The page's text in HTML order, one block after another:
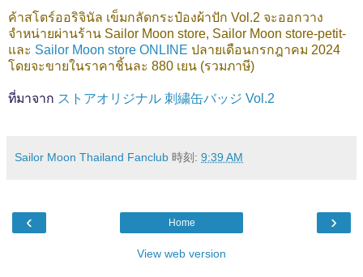
ค้าสโตร์ออริจินัล เข็มกลัดกระป๋องผ้าปัก Vol.2 จะออกวาง
จำหน่ายผ่านร้าน Sailor Moon store, Sailor Moon store-petit-
และ Sailor Moon store ONLINE ปลายเดือนกรกฎาคม 2024
โดยจะขายในราคาชิ้นละ 880 เยน (รวมภาษี)
ที่มาจาก ストアオリジナル 刺繍缶バッジ Vol.2
Sailor Moon Thailand Fanclub 時刻: 9:39 AM
‹ ›
Home
View web version